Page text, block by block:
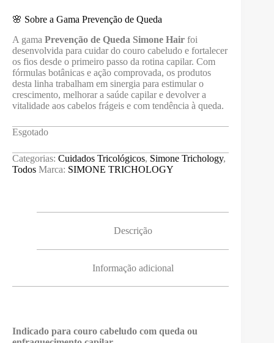
🌸 Sobre a Gama Prevenção de Queda
A gama Prevenção de Queda Simone Hair foi
desenvolvida para cuidar do couro cabeludo e fortalecer
os fios desde o primeiro passo da rotina capilar. Com
fórmulas botânicas e ação comprovada, os produtos
desta linha trabalham em sinergia para estimular o
crescimento, melhorar a saúde capilar e devolver a
vitalidade aos cabelos frágeis e com tendência à queda.
Esgotado
Categorias: Cuidados Tricológicos, Simone Trichology,
Todos Marca: SIMONE TRICHOLOGY
Descrição
Informação adicional
Indicado para couro cabeludo com queda ou